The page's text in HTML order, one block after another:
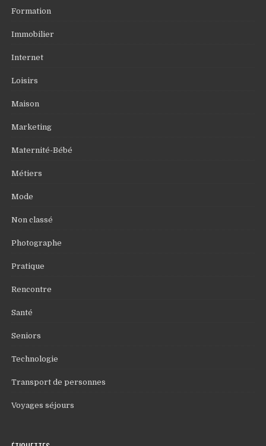
Formation
Immobilier
Internet
Loisirs
Maison
Marketing
Maternité-Bébé
Métiers
Mode
Non classé
Photographe
Pratique
Rencontre
Santé
Seniors
Technologie
Transport de personnes
Voyages séjours